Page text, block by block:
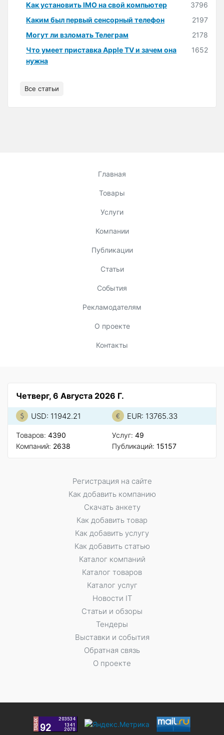
Как установить IMO на свой компьютер
3796
Каким был первый сенсорный телефон
2197
Могут ли взломать Телеграм
2178
Что умеет приставка Apple TV и зачем она
нужна
1652
Все статьи
Главная
Товары
Услуги
Компании
Публикации
Статьи
События
Рекламодателям
О проекте
Контакты
Четверг, 6 Августа 2026 Г.
USD: 11942.21 EUR: 13765.33
Товаров: 4390
Компаний: 2638
Услуг: 49
Публикаций: 15157
Регистрация на сайте
Как добавить компанию
Скачать анкету
Как добавить товар
Как добавить услугу
Как добавить статью
Каталог компаний
Каталог товаров
Каталог услуг
Новости IT
Статьи и обзоры
Тендеры
Выставки и события
Обратная связь
О проекте